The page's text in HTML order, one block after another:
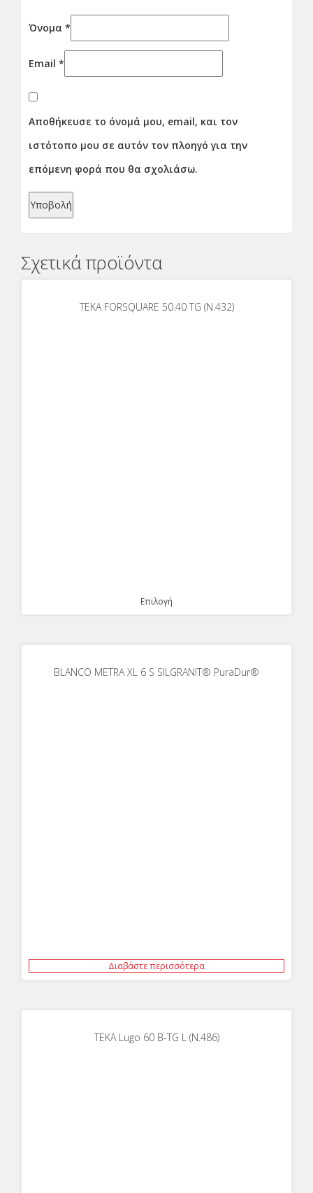
Όνομα *
Email *
Αποθήκευσε το όνομά μου, email, και τον
ιστότοπο μου σε αυτόν τον πλοηγό για την
επόμενη φορά που θα σχολιάσω.
Σχετικά προϊόντα
ΤΕΚΑ FORSQUARE 50.40 TG (N.432)
Επιλογή
BLANCO METRA XL 6 S SILGRANIT® PuraDur®
Διαβάστε περισσότερα
ΤΕΚΑ Lugo 60 B-TG L (N.486)